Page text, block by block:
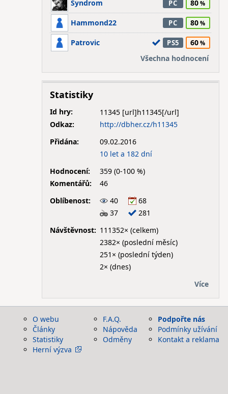
Syndrom PC 80
Hammond22 PC 80
Patrovic PS5
60
Všechna hodnocení
Statistiky
Id hry:
11345
Odkaz:
http://dbher.cz/h11345
Přidána:
09.02.2016
10 let a 182 dní
Hodnocení:
359 (0-100 %)
Komentářů:
46
Oblíbenost:
40
68
37
281
Návštěvnost: 111352× (celkem)
2382× (poslední měsíc)
251× (poslední týden)
2× (dnes)
Více
O webu
Články
Statistiky
Herní výzva
F.A.Q.
Nápověda
Odměny
Podpořte nás
Podmínky užívání
Kontakt a reklama